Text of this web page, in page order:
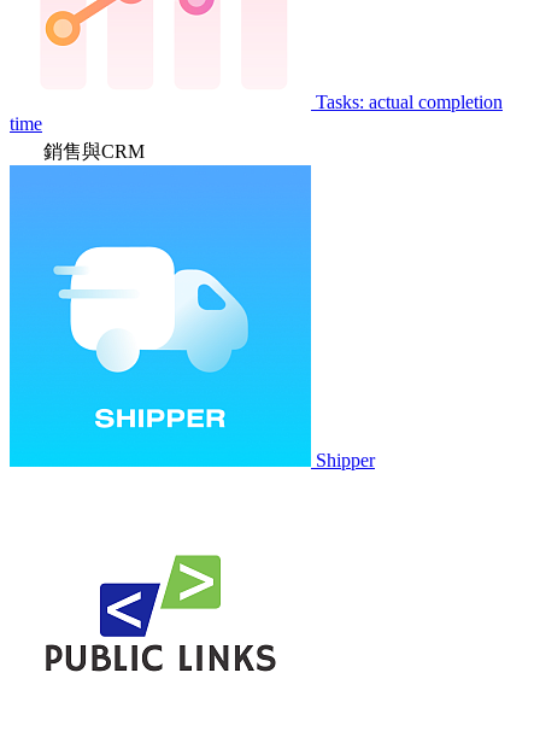
Tasks: actual completion
time
銷售與CRM
Shipper